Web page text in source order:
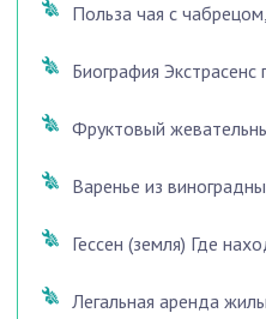
Польза чая с
Биография Экстрасенс
Фруктовый
Варенье из
Гессен (земля) Где
Легальная аренда